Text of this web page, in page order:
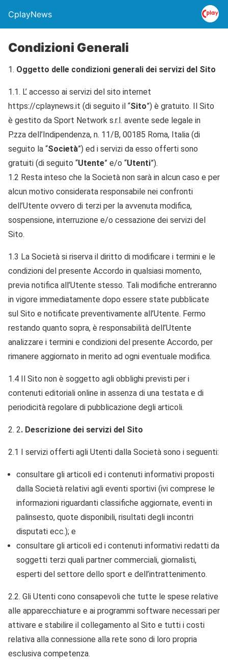
CplayNews
Condizioni Generali
Oggetto delle condizioni generali dei servizi del Sito
1.1. L’ accesso ai servizi del sito internet
https://cplaynews.it (di seguito il “Sito”) è gratuito. Il Sito
è gestito da Sport Network s.r.l. avente sede legale in
P.zza dell’Indipendenza, n. 11/B, 00185 Roma, Italia (di
seguito la “Società”) ed i servizi da esso offerti sono
gratuiti (di seguito “Utente” e/o “Utenti”).
1.2 Resta inteso che la Società non sarà in alcun caso e per
alcun motivo considerata responsabile nei confronti
dell’Utente ovvero di terzi per la avvenuta modifica,
sospensione, interruzione e/o cessazione dei servizi del
Sito.
1.3 La Società si riserva il diritto di modificare i termini e le
condizioni del presente Accordo in qualsiasi momento,
previa notifica all’Utente stesso. Tali modifiche entreranno
in vigore immediatamente dopo essere state pubblicate
sul Sito e notificate preventivamente all’Utente. Fermo
restando quanto sopra, è responsabilità dell’Utente
analizzare i termini e condizioni del presente Accordo, per
rimanere aggiornato in merito ad ogni eventuale modifica.
1.4 Il Sito non è soggetto agli obblighi previsti per i
contenuti editoriali online in assenza di una testata e di
periodicità regolare di pubblicazione degli articoli.
2. Descrizione dei servizi del Sito
2.1 I servizi offerti agli Utenti dalla Società sono i seguenti:
consultare gli articoli ed i contenuti informativi proposti
dalla Società relativi agli eventi sportivi (ivi comprese le
informazioni riguardanti classifiche aggiornate, eventi in
palinsesto, quote disponibili, risultati degli incontri
disputati ecc.); e
consultare gli articoli ed i contenuti informativi redatti da
soggetti terzi quali partner commerciali, giornalisti,
esperti del settore dello sport e dell’intrattenimento.
2.2. Gli Utenti cono consapevoli che tutte le spese relative
alle apparecchiature e ai programmi software necessari per
attivare e stabilire il collegamento al Sito e tutti i costi
relativa alla connessione alla rete sono di loro propria
esclusiva competenza.